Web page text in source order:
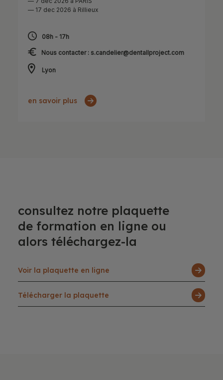
— 17 dec 2026 à Rillieux
08h - 17h
Nous contacter : s.candelier@dentallproject.com
Lyon
en savoir plus
consultez notre plaquette
de formation en ligne ou
alors téléchargez-la
Voir la plaquette en ligne
Télécharger la plaquette